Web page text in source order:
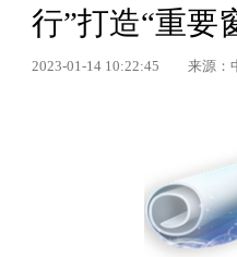
行”打造“重要
2023-01-14 10:22:45 来源：